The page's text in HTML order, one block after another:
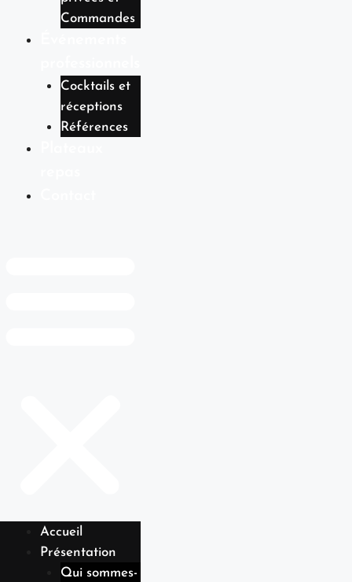
Commandes
Cocktails et
réceptions
Références
Accueil
Présentation
Qui sommes-